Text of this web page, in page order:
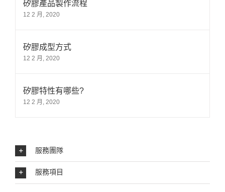
矽膠產品製作流程
12 2 月, 2020
矽膠成型方式
12 2 月, 2020
矽膠特性有哪些?
12 2 月, 2020
服務團隊
服務項目